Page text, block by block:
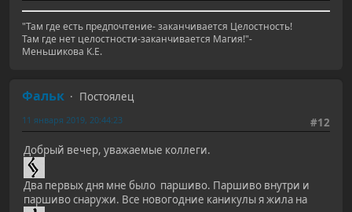
"Там где есть предпочтение- заканчивается Целостность!
Там где нет целостности-заканчивается Магия!"-
Меньшикова К.Е.
Фальк
Постоялец
#12
11 января 2019, 20:44:23
Добрый вечер, уважаемые коллеги.
Два первых дня мне было паршиво. Паршиво внутри и
паршиво снаружи. Все новогодние каникулы я жила на